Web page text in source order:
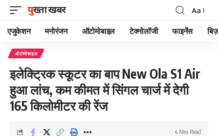
Font
Resizer
Aa
एजुकेशन मनोरंजन ऑटोमोबाइल टेक्नोलॉजी फाइनेंस
ऑटोमोबाइल
इलेक्ट्रिक स्कूटर का बाप New Ola S1 Air
हुआ लांच, कम कीमत में सिंगल चार्ज में देगी
165 किलोमीटर की रेंज
4 Min Read